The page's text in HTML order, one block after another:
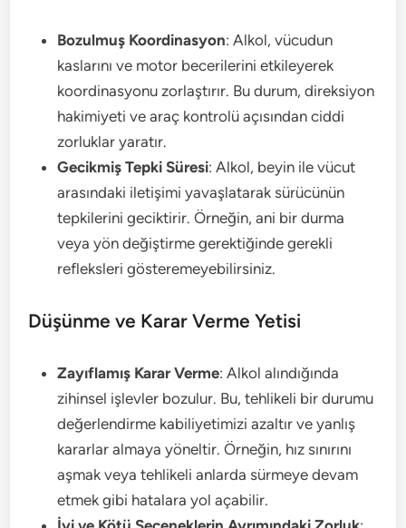
Bozulmuş Koordinasyon: Alkol, vücudun
kaslarını ve motor becerilerini etkileyerek
koordinasyonu zorlaştırır. Bu durum, direksiyon
hakimiyeti ve araç kontrolü açısından ciddi
zorluklar yaratır.
Gecikmiş Tepki Süresi: Alkol, beyin ile vücut
arasındaki iletişimi yavaşlatarak sürücünün
tepkilerini geciktirir. Örneğin, ani bir durma
veya yön değiştirme gerektiğinde gerekli
refleksleri gösteremeyebilirsiniz.
Düşünme ve Karar Verme Yetisi
Zayıflamış Karar Verme: Alkol alındığında
zihinsel işlevler bozulur. Bu, tehlikeli bir durumu
değerlendirme kabiliyetimizi azaltır ve yanlış
kararlar almaya yöneltir. Örneğin, hız sınırını
aşmak veya tehlikeli anlarda sürmeye devam
etmek gibi hatalara yol açabilir.